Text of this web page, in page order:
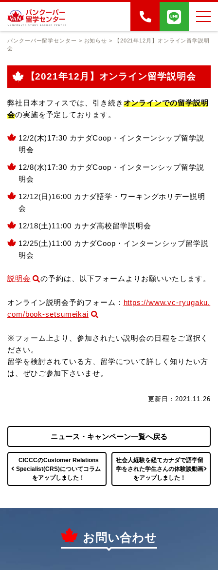
バンクーバー留学センター > お知らせ >
【2021年12月】オンライン留学説明
会
【2021年12月】オンライン留学説明会
弊社日本オフィスでは、引き続き オンラインでの留学説明
会の実施を予定しております。
12/2(木)17:30 カナダCoop・インターンシップ留学説
明会
12/8(水)17:30 カナダCoop・インターンシップ留学説
明会
12/12(日)16:00 カナダ語学・ワーキングホリデー説明
会
12/18(土)11:00 カナダ高校留学説明会
12/25(土)11:00 カナダCoop・インターンシップ留学説
明会
説明会 の予約は、以下フォームよりお願いいたします。
オンライン説明会予約フォーム： https://www.vc-ryugaku.
com/book-setsumeikai
※フォーム上より、参加されたい説明会の日程をご選択く
ださい。
留学を検討されている方、留学について詳しく知りたい方
は、ぜひご参加下さいませ。
更新日：2021.11.26
CICCCのCustomer Relations
Specialist(CRS)についてコラム
をアップしました！
ニュース・キャンペーン一覧へ戻る
社会人経験を経てカナダで語学留
学をされた学生さんの体験談動画
をアップしました！
お問い合わせ